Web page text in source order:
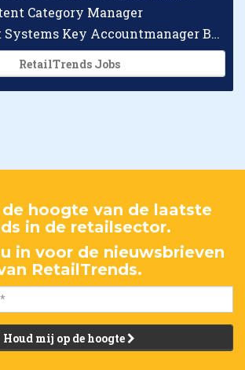
Category Manager
Checkpoint Systems Key Accountmanager Benelux
RetailTrends Jobs
hoogte van de laatste
in de retailsector.
in voor de nieuwsbrieven
RetailTrends.
Houd mij op de hoogte